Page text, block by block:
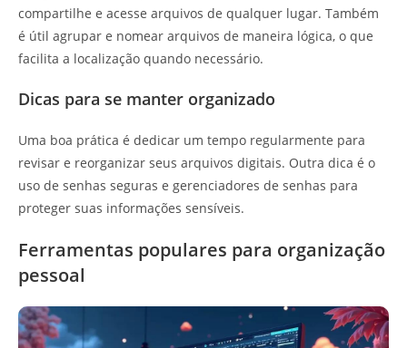
compartilhe e acesse arquivos de qualquer lugar. Também
é útil agrupar e nomear arquivos de maneira lógica, o que
facilita a localização quando necessário.
Dicas para se manter organizado
Uma boa prática é dedicar um tempo regularmente para
revisar e reorganizar seus arquivos digitais. Outra dica é o
uso de senhas seguras e gerenciadores de senhas para
proteger suas informações sensíveis.
Ferramentas populares para organização
pessoal